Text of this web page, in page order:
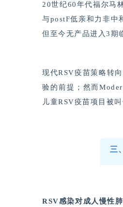
20世纪60年代福尔马
与postF低亲和力非中
但至今无产品进入3期
现代RSV疫苗策略转
验的前提；然而
儿童RSV疫苗项目被
三
RSV感染对成人慢性